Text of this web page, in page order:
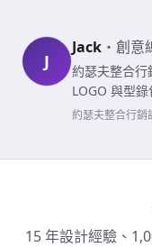
J
Jack ・ 創意
約瑟夫整合行
LOGO 與型錄
約瑟夫整合行銷
15 年設計經驗、